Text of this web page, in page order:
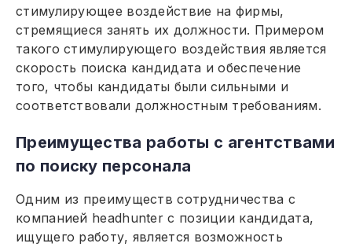
стимулирующее воздействие на фирмы,
стремящиеся занять их должности. Примером
такого стимулирующего воздействия является
скорость поиска кандидата и обеспечение
того, чтобы кандидаты были сильными и
соответствовали должностным требованиям.
Преимущества работы с агентствами
по поиску персонала
Одним из преимуществ сотрудничества с
компанией headhunter с позиции кандидата,
ищущего работу, является возможность